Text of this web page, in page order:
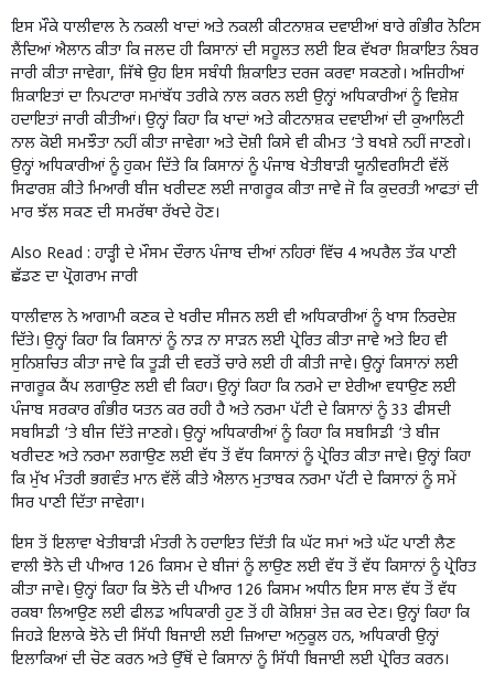
ਇਸ ਮੌਕੇ ਧਾਲੀਵਾਲ ਨੇ ਨਕਲੀ ਖਾਦਾਂ ਅਤੇ ਨਕਲੀ ਕੀਟਨਾਸ਼ਕ ਦਵਾਈਆਂ ਬਾਰੇ ਗੰਭੀਰ ਨੋਟਿਸ
ਲੈਂਦਿਆਂ ਐਲਾਨ ਕੀਤਾ ਕਿ ਜਲਦ ਹੀ ਕਿਸਾਨਾਂ ਦੀ ਸਹੂਲਤ ਲਈ ਇਕ ਵੱਖਰਾ ਸ਼ਿਕਾਇਤ ਨੰਬਰ
ਜਾਰੀ ਕੀਤਾ ਜਾਵੇਗਾ, ਜਿੱਥੇ ਉਹ ਇਸ ਸਬੰਧੀ ਸ਼ਿਕਾਇਤ ਦਰਜ ਕਰਵਾ ਸਕਣਗੇ। ਅਜਿਹੀਆਂ
ਸ਼ਿਕਾਇਤਾਂ ਦਾ ਨਿਪਟਾਰਾ ਸਮਾਂਬੱਧ ਤਰੀਕੇ ਨਾਲ ਕਰਨ ਲਈ ਉਨ੍ਹਾਂ ਅਧਿਕਾਰੀਆਂ ਨੂੰ ਵਿਸ਼ੇਸ਼
ਹਦਾਇਤਾਂ ਜਾਰੀ ਕੀਤੀਆਂ। ਉਨ੍ਹਾਂ ਕਿਹਾ ਕਿ ਖਾਦਾਂ ਅਤੇ ਕੀਟਨਾਸ਼ਕ ਦਵਾਈਆਂ ਦੀ ਕੁਆਲਿਟੀ
ਨਾਲ ਕੋਈ ਸਮਝੌਤਾ ਨਹੀਂ ਕੀਤਾ ਜਾਵੇਗਾ ਅਤੇ ਦੋਸ਼ੀ ਕਿਸੇ ਵੀ ਕੀਮਤ ‘ਤੇ ਬਖਸ਼ੇ ਨਹੀਂ ਜਾਣਗੇ।
ਉਨ੍ਹਾਂ ਅਧਿਕਾਰੀਆਂ ਨੂੰ ਹੁਕਮ ਦਿੱਤੇ ਕਿ ਕਿਸਾਨਾਂ ਨੂੰ ਪੰਜਾਬ ਖੇਤੀਬਾੜੀ ਯੂਨੀਵਰਸਿਟੀ ਵੱਲੋਂ
ਸਿਫਾਰਸ਼ ਕੀਤੇ ਮਿਆਰੀ ਬੀਜ ਖਰੀਦਣ ਲਈ ਜਾਗਰੂਕ ਕੀਤਾ ਜਾਵੇ ਜੋ ਕਿ ਕੁਦਰਤੀ ਆਫਤਾਂ ਦੀ
ਮਾਰ ਝੱਲ ਸਕਣ ਦੀ ਸਮਰੱਥਾ ਰੱਖਦੇ ਹੋਣ।
Also Read : ਹਾੜ੍ਹੀ ਦੇ ਮੌਸਮ ਦੌਰਾਨ ਪੰਜਾਬ ਦੀਆਂ ਨਹਿਰਾਂ ਵਿੱਚ 4 ਅਪਰੈਲ ਤੱਕ ਪਾਣੀ
ਛੱਡਣ ਦਾ ਪ੍ਰੋਗਰਾਮ ਜਾਰੀ
ਧਾਲੀਵਾਲ ਨੇ ਆਗਾਮੀ ਕਣਕ ਦੇ ਖਰੀਦ ਸੀਜਨ ਲਈ ਵੀ ਅਧਿਕਾਰੀਆਂ ਨੂੰ ਖਾਸ ਨਿਰਦੇਸ਼
ਦਿੱਤੇ। ਉਨ੍ਹਾਂ ਕਿਹਾ ਕਿ ਕਿਸਾਨਾਂ ਨੂੰ ਨਾੜ ਨਾ ਸਾੜਨ ਲਈ ਪ੍ਰੇਰਿਤ ਕੀਤਾ ਜਾਵੇ ਅਤੇ ਇਹ ਵੀ
ਸੁਨਿਸ਼ਚਿਤ ਕੀਤਾ ਜਾਵੇ ਕਿ ਤੂੜੀ ਦੀ ਵਰਤੋਂ ਚਾਰੇ ਲਈ ਹੀ ਕੀਤੀ ਜਾਵੇ। ਉਨ੍ਹਾਂ ਕਿਸਾਨਾਂ ਲਈ
ਜਾਗਰੂਕ ਕੈਂਪ ਲਗਾਉਣ ਲਈ ਵੀ ਕਿਹਾ। ਉਨ੍ਹਾਂ ਕਿਹਾ ਕਿ ਨਰਮੇ ਦਾ ਏਰੀਆ ਵਧਾਉਣ ਲਈ
ਪੰਜਾਬ ਸਰਕਾਰ ਗੰਭੀਰ ਯਤਨ ਕਰ ਰਹੀ ਹੈ ਅਤੇ ਨਰਮਾ ਪੱਟੀ ਦੇ ਕਿਸਾਨਾਂ ਨੂੰ 33 ਫੀਸਦੀ
ਸਬਸਿਡੀ ‘ਤੇ ਬੀਜ ਦਿੱਤੇ ਜਾਣਗੇ। ਉਨ੍ਹਾਂ ਅਧਿਕਾਰੀਆਂ ਨੂੰ ਕਿਹਾ ਕਿ ਸਬਸਿਡੀ ‘ਤੇ ਬੀਜ
ਖਰੀਦਣ ਅਤੇ ਨਰਮਾ ਲਗਾਉਣ ਲਈ ਵੱਧ ਤੋਂ ਵੱਧ ਕਿਸਾਨਾਂ ਨੂੰ ਪ੍ਰੇਰਿਤ ਕੀਤਾ ਜਾਵੇ। ਉਨ੍ਹਾਂ ਕਿਹਾ
ਕਿ ਮੁੱਖ ਮੰਤਰੀ ਭਗਵੰਤ ਮਾਨ ਵੱਲੋਂ ਕੀਤੇ ਐਲਾਨ ਮੁਤਾਬਕ ਨਰਮਾ ਪੱਟੀ ਦੇ ਕਿਸਾਨਾਂ ਨੂੰ ਸਮੇਂ
ਸਿਰ ਪਾਣੀ ਦਿੱਤਾ ਜਾਵੇਗਾ।
ਇਸ ਤੋਂ ਇਲਾਵਾ ਖੇਤੀਬਾੜੀ ਮੰਤਰੀ ਨੇ ਹਦਾਇਤ ਦਿੱਤੀ ਕਿ ਘੱਟ ਸਮਾਂ ਅਤੇ ਘੱਟ ਪਾਣੀ ਲੈਣ
ਵਾਲੀ ਝੋਨੇ ਦੀ ਪੀਆਰ 126 ਕਿਸਮ ਦੇ ਬੀਜਾਂ ਨੂੰ ਲਾਉਣ ਲਈ ਵੱਧ ਤੋਂ ਵੱਧ ਕਿਸਾਨਾਂ ਨੂੰ ਪ੍ਰੇਰਿਤ
ਕੀਤਾ ਜਾਵੇ। ਉਨ੍ਹਾਂ ਕਿਹਾ ਕਿ ਝੋਨੇ ਦੀ ਪੀਆਰ 126 ਕਿਸਮ ਅਧੀਨ ਇਸ ਸਾਲ ਵੱਧ ਤੋਂ ਵੱਧ
ਰਕਬਾ ਲਿਆਉਣ ਲਈ ਫੀਲਡ ਅਧਿਕਾਰੀ ਹੁਣ ਤੋਂ ਹੀ ਕੋਸ਼ਿਸ਼ਾਂ ਤੇਜ਼ ਕਰ ਦੇਣ। ਉਨ੍ਹਾਂ ਕਿਹਾ ਕਿ
ਜਿਹੜੇ ਇਲਾਕੇ ਝੋਨੇ ਦੀ ਸਿੱਧੀ ਬਿਜਾਈ ਲਈ ਜ਼ਿਆਦਾ ਅਨੁਕੂਲ ਹਨ, ਅਧਿਕਾਰੀ ਉਨ੍ਹਾਂ
ਇਲਾਕਿਆਂ ਦੀ ਚੋਣ ਕਰਨ ਅਤੇ ਉੱਥੋਂ ਦੇ ਕਿਸਾਨਾਂ ਨੂੰ ਸਿੱਧੀ ਬਿਜਾਈ ਲਈ ਪ੍ਰੇਰਿਤ ਕਰਨ।